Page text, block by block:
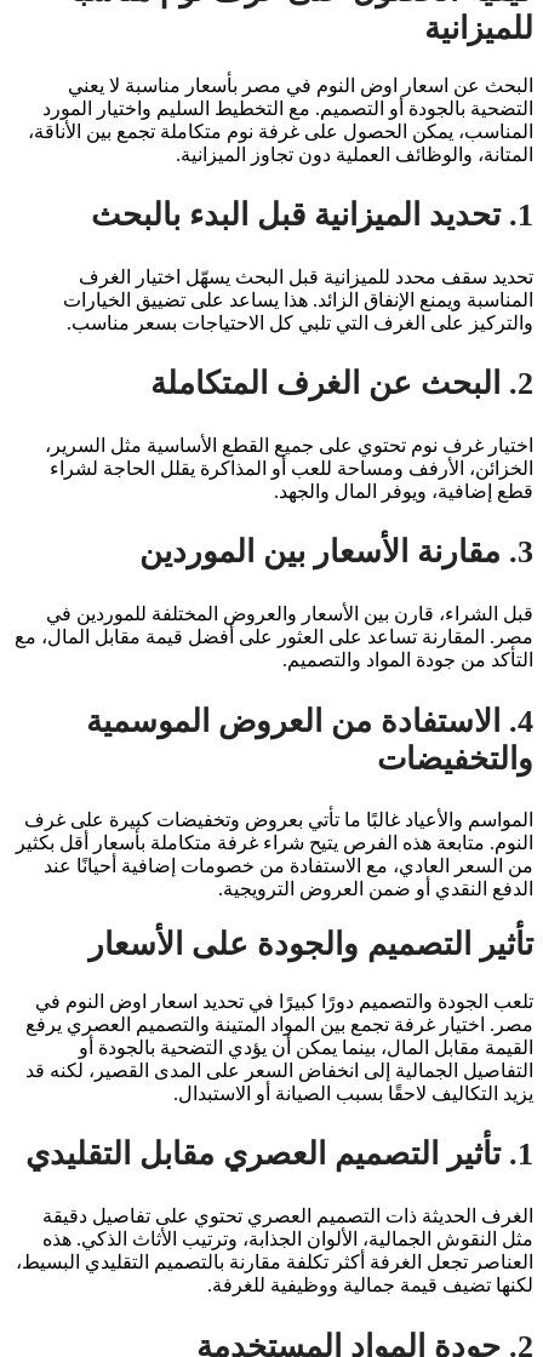
للميزانية
البحث عن اسعار اوض النوم في مصر بأسعار مناسبة لا يعني
التضحية بالجودة أو التصميم. مع التخطيط السليم واختيار المورد
المناسب، يمكن الحصول على غرفة نوم متكاملة تجمع بين الأناقة،
المتانة، والوظائف العملية دون تجاوز الميزانية.
1. تحديد الميزانية قبل البدء بالبحث
تحديد سقف محدد للميزانية قبل البحث يسهّل اختيار الغرف
المناسبة ويمنع الإنفاق الزائد. هذا يساعد على تضييق الخيارات
والتركيز على الغرف التي تلبي كل الاحتياجات بسعر مناسب.
2. البحث عن الغرف المتكاملة
اختيار غرف نوم تحتوي على جميع القطع الأساسية مثل السرير،
الخزائن، الأرفف ومساحة للعب أو المذاكرة يقلل الحاجة لشراء
قطع إضافية، ويوفر المال والجهد.
3. مقارنة الأسعار بين الموردين
قبل الشراء، قارن بين الأسعار والعروض المختلفة للموردين في
مصر. المقارنة تساعد على العثور على أفضل قيمة مقابل المال، مع
التأكد من جودة المواد والتصميم.
4. الاستفادة من العروض الموسمية
والتخفيضات
المواسم والأعياد غالبًا ما تأتي بعروض وتخفيضات كبيرة على غرف
النوم. متابعة هذه الفرص يتيح شراء غرفة متكاملة بأسعار أقل بكثير
من السعر العادي، مع الاستفادة من خصومات إضافية أحيانًا عند
الدفع النقدي أو ضمن العروض الترويجية.
تأثير التصميم والجودة على الأسعار
تلعب الجودة والتصميم دورًا كبيرًا في تحديد اسعار اوض النوم في
مصر. اختيار غرفة تجمع بين المواد المتينة والتصميم العصري يرفع
القيمة مقابل المال، بينما يمكن أن يؤدي التضحية بالجودة أو
التفاصيل الجمالية إلى انخفاض السعر على المدى القصير، لكنه قد
يزيد التكاليف لاحقًا بسبب الصيانة أو الاستبدال.
1. تأثير التصميم العصري مقابل التقليدي
الغرف الحديثة ذات التصميم العصري تحتوي على تفاصيل دقيقة
مثل النقوش الجمالية، الألوان الجذابة، وترتيب الأثاث الذكي. هذه
العناصر تجعل الغرفة أكثر تكلفة مقارنة بالتصميم التقليدي البسيط،
لكنها تضيف قيمة جمالية ووظيفية للغرفة.
2. جودة المواد المستخدمة